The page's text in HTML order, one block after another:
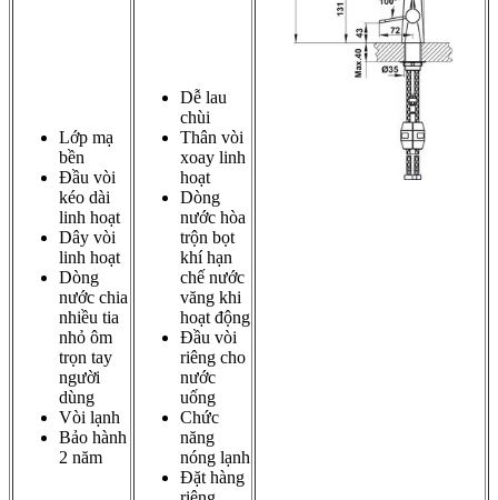
Lớp mạ
bền
Đầu vòi
kéo dài
linh hoạt
Dây vòi
linh hoạt
Dòng
nước chia
nhiều tia
nhỏ ôm
trọn tay
người
dùng
Vòi lạnh
Bảo hành
2 năm
Dễ lau
chùi
Thân vòi
xoay linh
hoạt
Dòng
nước hòa
trộn bọt
khí hạn
chế nước
văng khi
hoạt động
Đầu vòi
riêng cho
nước
uống
Chức
năng
nóng lạnh
Đặt hàng